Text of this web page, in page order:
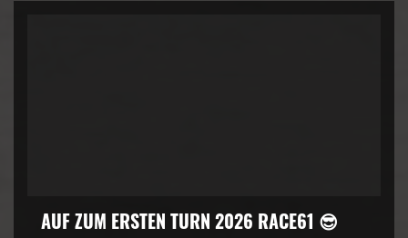
AUF ZUM ERSTEN TURN 2026 RACE61 😎